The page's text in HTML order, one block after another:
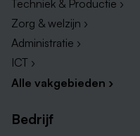
Techniek & Productie ›
Zorg & welzijn ›
Administratie ›
ICT ›
Alle vakgebieden ›
Bedrijf